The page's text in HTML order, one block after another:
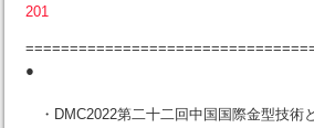
201
●
・DMC2022第二十二回中国国際金型技術